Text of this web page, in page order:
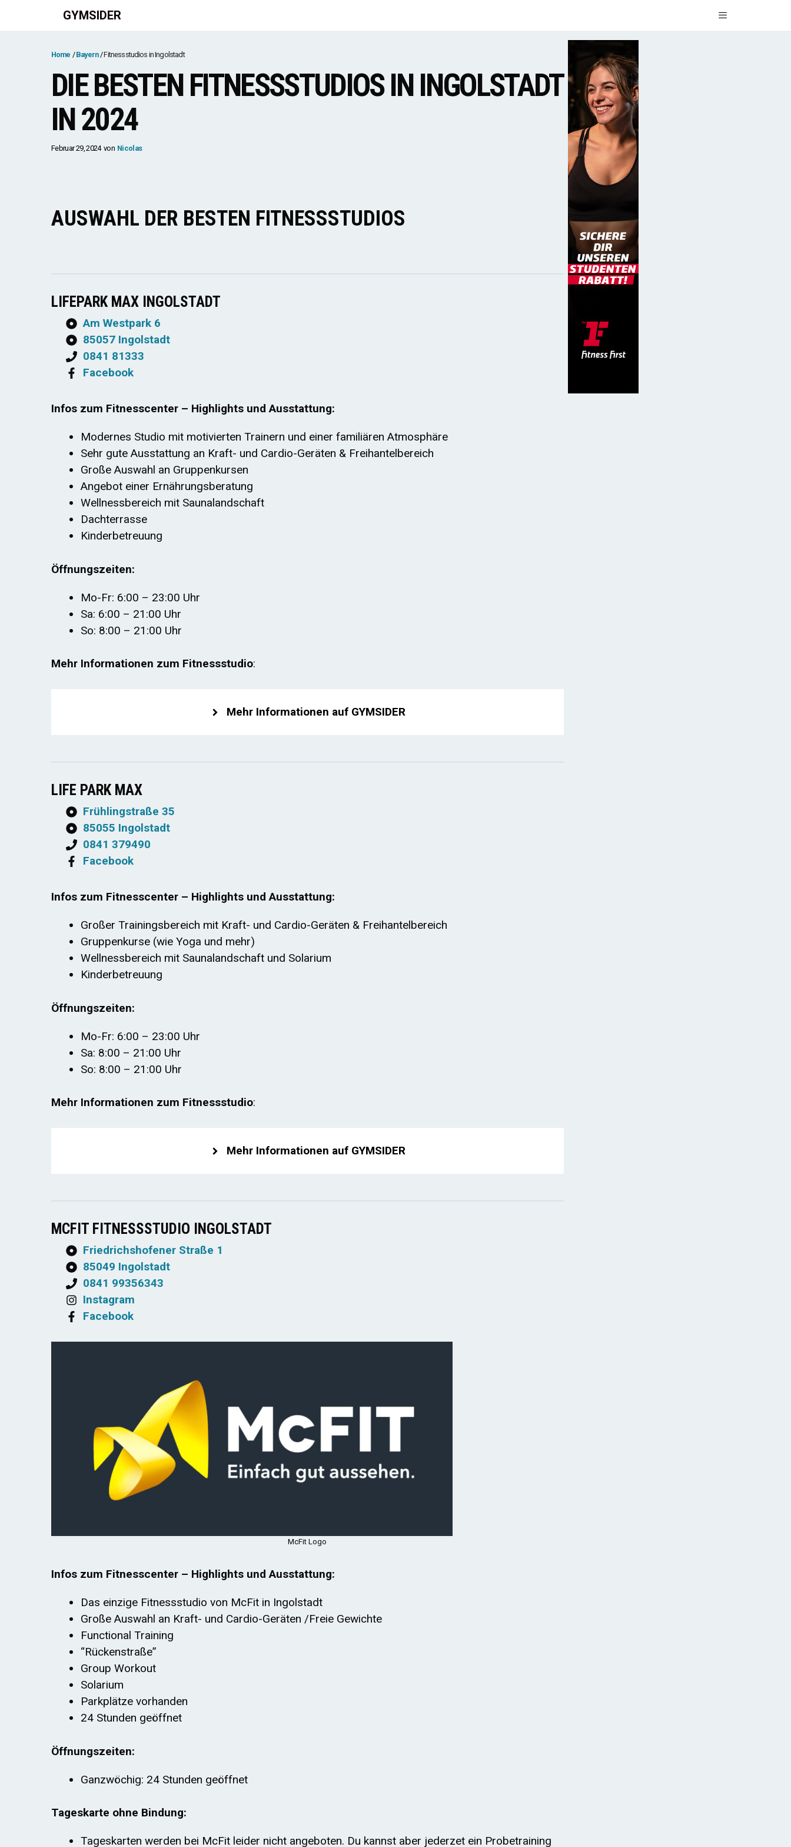
GYMSIDER
Home Bayern Fitnessstudios in Ingolstadt
DIE BESTEN FITNESSSTUDIOS IN INGOLSTADT
IN 2024
Februar 29, 2024 von Nicolas
AUSWAHL DER BESTEN FITNESSSTUDIOS
LIFEPARK MAX INGOLSTADT
Am Westpark 6
85057 Ingolstadt
0841 81333
Facebook
Infos zum Fitnesscenter – Highlights und Ausstattung:
Modernes Studio mit motivierten Trainern und einer familiären Atmosphäre
Sehr gute Ausstattung an Kraft- und Cardio-Geräten & Freihantelbereich
Große Auswahl an Gruppenkursen
Angebot einer Ernährungsberatung
Wellnessbereich mit Saunalandschaft
Dachterrasse
Kinderbetreuung
Öffnungszeiten:
Mo-Fr: 6:00 – 23:00 Uhr
Sa: 6:00 – 21:00 Uhr
So: 8:00 – 21:00 Uhr
Mehr Informationen zum Fitnessstudio:
Mehr Informationen auf GYMSIDER
LIFE PARK MAX
Frühlingstraße 35
85055 Ingolstadt
0841 379490
Facebook
Infos zum Fitnesscenter – Highlights und Ausstattung:
Großer Trainingsbereich mit Kraft- und Cardio-Geräten & Freihantelbereich
Gruppenkurse (wie Yoga und mehr)
Wellnessbereich mit Saunalandschaft und Solarium
Kinderbetreuung
Öffnungszeiten:
Mo-Fr: 6:00 – 23:00 Uhr
Sa: 8:00 – 21:00 Uhr
So: 8:00 – 21:00 Uhr
Mehr Informationen zum Fitnessstudio:
Mehr Informationen auf GYMSIDER
MCFIT FITNESSSTUDIO INGOLSTADT
Friedrichshofener Straße 1
85049 Ingolstadt
0841 99356343
Instagram
Facebook
McFit Logo
Infos zum Fitnesscenter – Highlights und Ausstattung:
Das einzige Fitnessstudio von McFit in Ingolstadt
Große Auswahl an Kraft- und Cardio-Geräten /Freie Gewichte
Functional Training
“Rückenstraße”
Group Workout
Solarium
Parkplätze vorhanden
24 Stunden geöffnet
Öffnungszeiten:
Ganzwöchig: 24 Stunden geöffnet
Tageskarte ohne Bindung:
Tageskarten werden bei McFit leider nicht angeboten. Du kannst aber jederzet ein Probetraining